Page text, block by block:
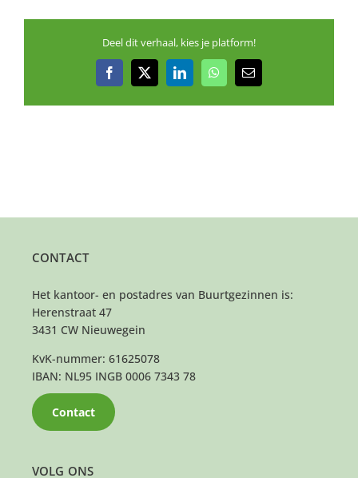
Deel dit verhaal, kies je platform!
Facebook
X LinkedInWhatsApp
E-
VOLG ONS
CONTACT
Het kantoor- en postadres van Buurtgezinnen is:
Herenstraat 47
3431 CW Nieuwegein
KvK-nummer: 61625078
IBAN: NL95 INGB 0006 7343 78
Contact